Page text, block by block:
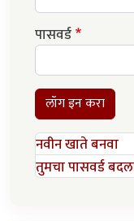
पासवर्ड
लॉग इन करा
नवीन खाते बनवा
तुमचा पासवर्ड